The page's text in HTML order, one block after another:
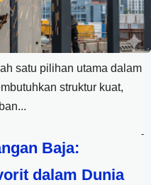
satu pilihan utama dalam
struktur kuat,
-
Baja:
dalam Dunia